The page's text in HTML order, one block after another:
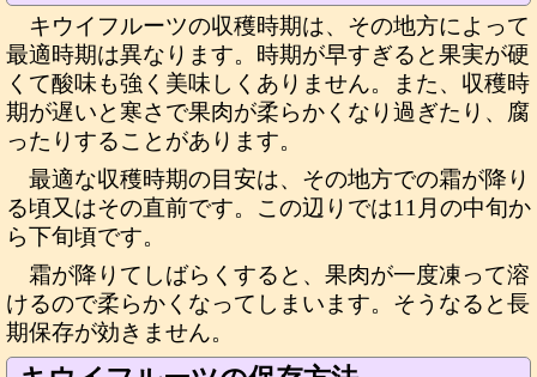
キウイフルーツの収穫時期は、その地方によって
最適時期は異なります。時期が早すぎると果実が硬
くて酸味も強く美味しくありません。また、収穫時
期が遅いと寒さで果肉が柔らかくなり過ぎたり、腐
ったりすることがあります。
最適な収穫時期の目安は、その地方での霜が降り
る頃又はその直前です。この辺りでは11月の中旬か
ら下旬頃です。
霜が降りてしばらくすると、果肉が一度凍って溶
けるので柔らかくなってしまいます。そうなると長
期保存が効きません。